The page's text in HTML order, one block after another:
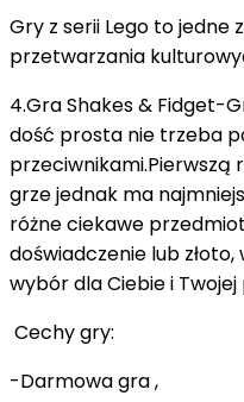
Gry z serii Lego to jedne
przetwarzania
4.Gra Shakes & Fidget-
dość prosta nie trzeba
przeciwnikami.Pierwszą
grze jednak ma
różne ciekawe
doświadczenie lub
wybór dla Ciebie i Twojej
Cechy gry:
-Darmowa gra ,